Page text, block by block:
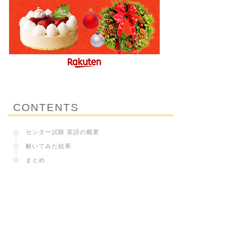
CONTENTS
センター試験 英語の概要
解いてみた結果
まとめ